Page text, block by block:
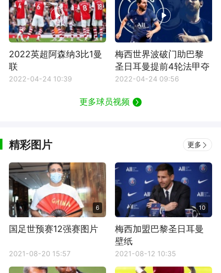
2022英超阿森纳3比1曼
联
2022-04-24 10:39
梅西世界波破门助巴黎
圣日耳曼提前4轮法甲夺
冠
2022-04-24 09:56
更多球员视频
精彩图片 更多
6
国足世预赛12强赛图片
2021-08-20 15:57
10
梅西加盟巴黎圣日耳曼
壁纸
2021-08-12 10:35